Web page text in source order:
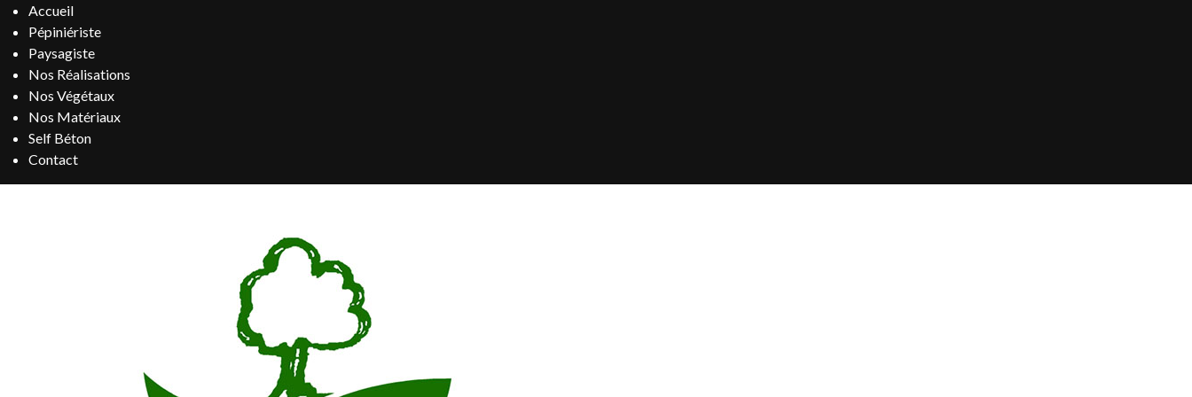
Accueil
Pépiniériste
Paysagiste
Nos Réalisations
Nos Végétaux
Nos Matériaux
Self Béton
Contact